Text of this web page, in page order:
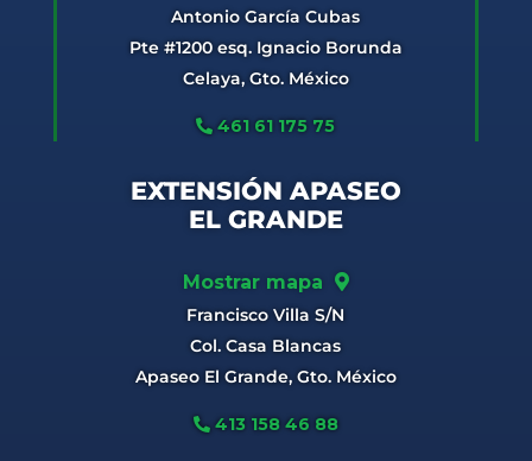
Antonio García Cubas
Pte #1200 esq. Ignacio Borunda
Celaya, Gto. México
461 61 175 75
EXTENSIÓN APASEO
EL GRANDE
Mostrar mapa
Francisco Villa S/N
Col. Casa Blancas
Apaseo El Grande, Gto. México
413 158 46 88